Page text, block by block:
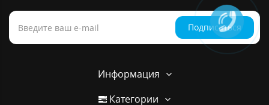
Подписаться
Информация
Категории